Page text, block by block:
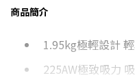
12期
24期
商品簡介
1.95kg極輕設計
225AW極致吸力